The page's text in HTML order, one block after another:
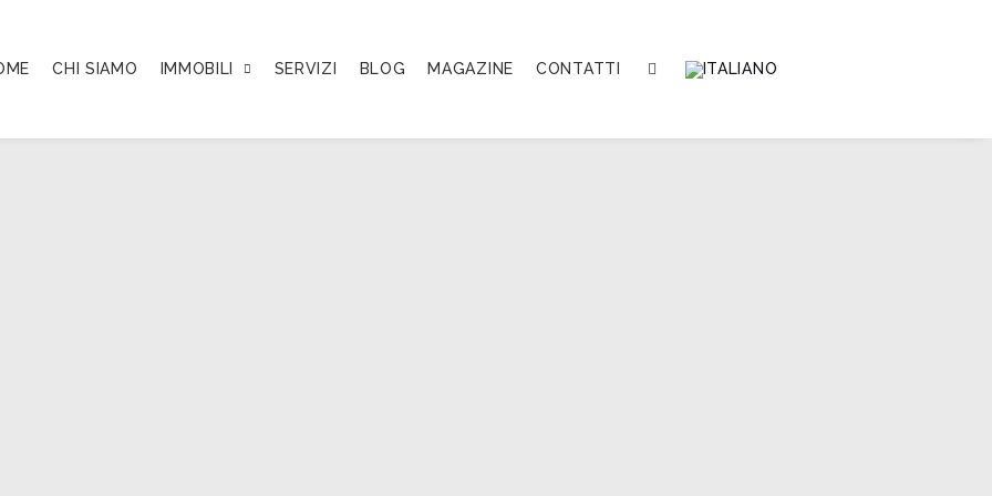
CHI SIAMO IMMOBILI SERVIZI BLOG MAGAZINE CONTATTI